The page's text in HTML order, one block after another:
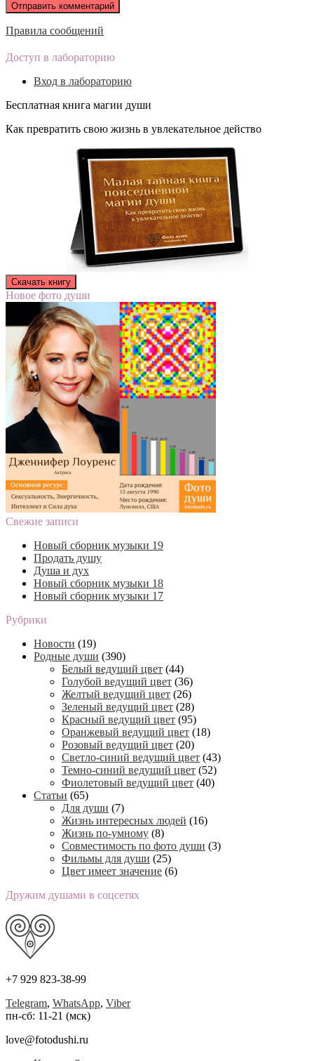
Правила сообщений
Доступ в лабораторию
Вход в лабораторию
Бесплатная книга магии души
Как превратить свою жизнь в увлекательное действо
Новое фото души
Свежие записи
Новый сборник музыки 19
Продать душу
Душа и дух
Новый сборник музыки 18
Новый сборник музыки 17
Рубрики
Новости (19)
Родные души (390)
Белый ведущий цвет (44)
Голубой ведущий цвет (36)
Желтый ведущий цвет (26)
Зеленый ведущий цвет (28)
Красный ведущий цвет (95)
Оранжевый ведущий цвет (18)
Розовый ведущий цвет (20)
Светло-синий ведущий цвет (43)
Темно-синий ведущий цвет (52)
Фиолетовый ведущий цвет (40)
Статьи (65)
Для души (7)
Жизнь интересных людей (16)
Жизнь по-умному (8)
Совместимость по фото души (3)
Фильмы для души (25)
Цвет имеет значение (6)
Дружим душами в соцсетях
+7 929 823-38-99
Telegram, WhatsApp, Viber
пн-сб: 11-21 (мск)
love@fotodushi.ru